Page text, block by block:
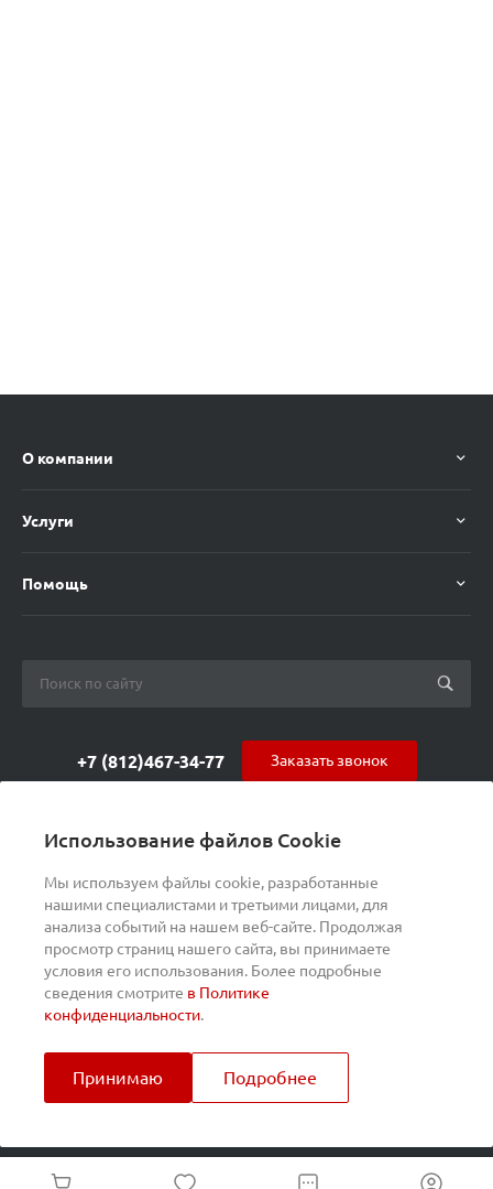
Использование файлов Cookie
Мы используем файлы cookie, разработанные
нашими специалистами и третьими лицами, для
анализа событий на нашем веб-сайте. Продолжая
просмотр страниц нашего сайта, вы принимаете
условия его использования. Более подробные
сведения смотрите в Политике
конфиденциальности.
Принимаю Подробнее
О компании
Услуги
Помощь
+7 (812)467-34-77
ул. Курчатова 9 (БЦ МАГНЕТОН)
Заказать звонок
© 2026 Universe, Все права защищены